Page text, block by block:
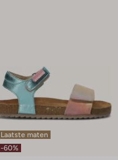
Laatste maten
-60%